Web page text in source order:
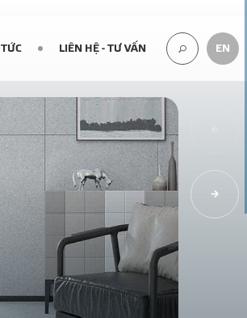
LIÊN HỆ - TƯ VẤN EN